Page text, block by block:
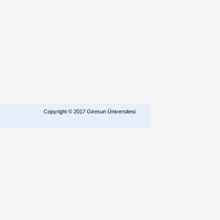
Copyright © 2017 Giresun Üniversitesi